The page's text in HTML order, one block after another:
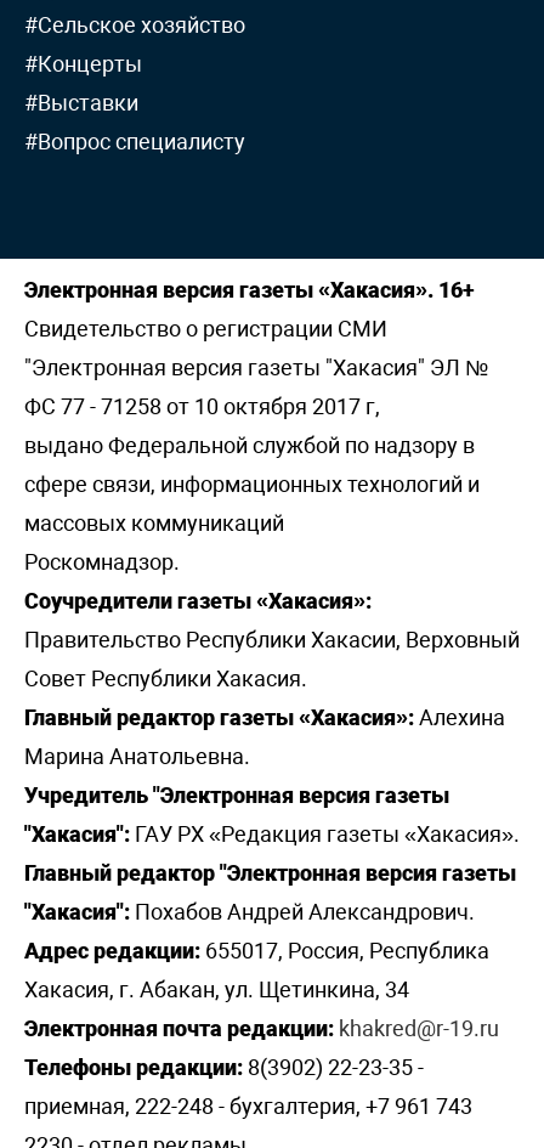
#Сельское хозяйство
#Концерты
#Выставки
#Вопрос специалисту
Электронная версия газеты «Хакасия». 16+
Свидетельство о регистрации СМИ
"Электронная версия газеты "Хакасия" ЭЛ №
ФС 77 - 71258 от 10 октября 2017 г,
выдано Федеральной службой по надзору в
сфере связи, информационных технологий и
массовых коммуникаций
Роскомнадзор.
Соучредители газеты «Хакасия»:
Правительство Республики Хакасии, Верховный
Совет Республики Хакасия.
Главный редактор газеты «Хакасия»:Алехина
Марина Анатольевна.
Учредитель "Электронная версия газеты
"Хакасия": ГАУ РХ «Редакция газеты «Хакасия».
Главный редактор "Электронная версия газеты
"Хакасия": Похабов Андрей Александрович.
Адрес редакции: 655017, Россия, Республика
Хакасия, г. Абакан, ул. Щетинкина, 34
Электронная почта редакции: khakred@r-19.ru
Телефоны редакции: 8(3902) 22-23-35 -
приемная, 222-248 - бухгалтерия, +7 961 743